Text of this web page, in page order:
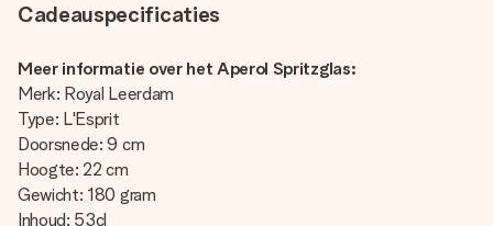
Cadeauspecificaties
Meer informatie over het Aperol Spritzglas:
Merk: Royal Leerdam
Type: L'Esprit
Doorsnede: 9 cm
Hoogte: 22 cm
Gewicht: 180 gram
Inhoud: 53cl